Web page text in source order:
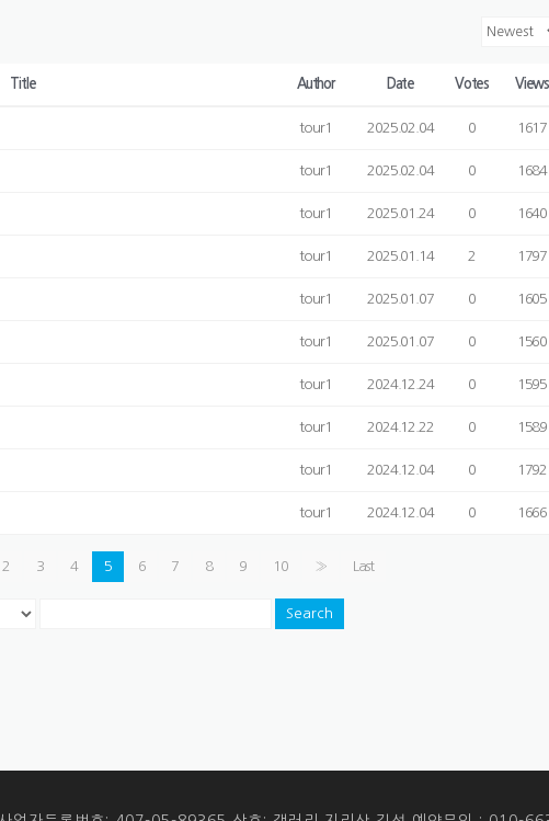
Title Author Date Votes Views
tour1 2025.02.04 0 1617
tour1 2025.02.04 0 1684
tour1 2025.01.24 0 1640
tour1 2025.01.14 2 1797
tour1 2025.01.07 0 1605
tour1 2025.01.07 0 1560
tour1 2024.12.24 0 1595
tour1 2024.12.22 0 1589
tour1 2024.12.04 0 1792
tour1 2024.12.04 0 1666
2 3 4 5 6 7 8 9 10 » Last
Search